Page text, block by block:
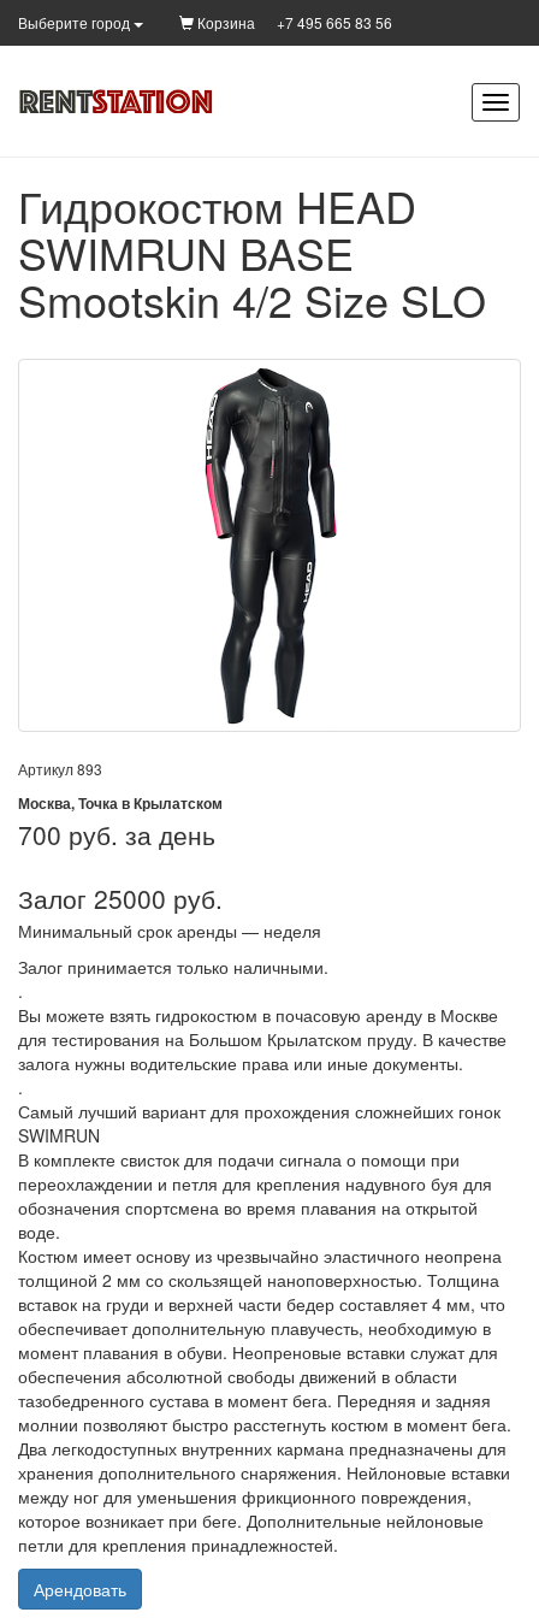
Выберите город Корзина +7 495 665 83 56
Гидрокостюм HEAD
SWIMRUN BASE
Smootskin 4/2 Size SLO
Артикул893
Москва, Точка в Крылатском
700 руб. за день
Залог 25000 руб.
Минимальный срок аренды — неделя
Залог принимается только наличными.
.
Вы можете взять гидрокостюм в почасовую аренду в Москве
для тестирования на Большом Крылатском пруду. В качестве
залога нужны водительские права или иные документы.
.
Самый лучший вариант для прохождения сложнейших гонок
SWIMRUN
В комплекте свисток для подачи сигнала о помощи при
переохлаждении и петля для крепления надувного буя для
обозначения спортсмена во время плавания на открытой
воде.
Костюм имеет основу из чрезвычайно эластичного неопрена
толщиной 2 мм со скользящей наноповерхностью. Толщина
вставок на груди и верхней части бедер составляет 4 мм, что
обеспечивает дополнительную плавучесть, необходимую в
момент плавания в обуви. Неопреновые вставки служат для
обеспечения абсолютной свободы движений в области
тазобедренного сустава в момент бега. Передняя и задняя
молнии позволяют быстро расстегнуть костюм в момент бега.
Два легкодоступных внутренних кармана предназначены для
хранения дополнительного снаряжения. Нейлоновые вставки
между ног для уменьшения фрикционного повреждения,
которое возникает при беге. Дополнительные нейлоновые
петли для крепления принадлежностей.
Арендовать